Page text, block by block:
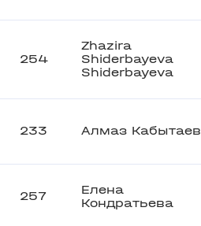
254
Zhazira
Shiderbayeva
Shiderbayeva
233 Алмаз Кабытаев
257
Елена
Кондратьева